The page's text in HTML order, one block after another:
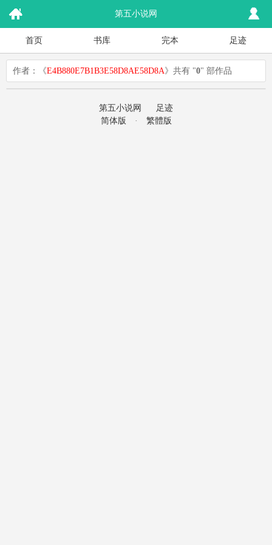
第五小说网
首页 书库 完本 足迹
作者：《E4B880E7B1B3E58D8AE58D8A》共有 "0" 部作品
第五小说网
足迹
简体版
· 繁體版